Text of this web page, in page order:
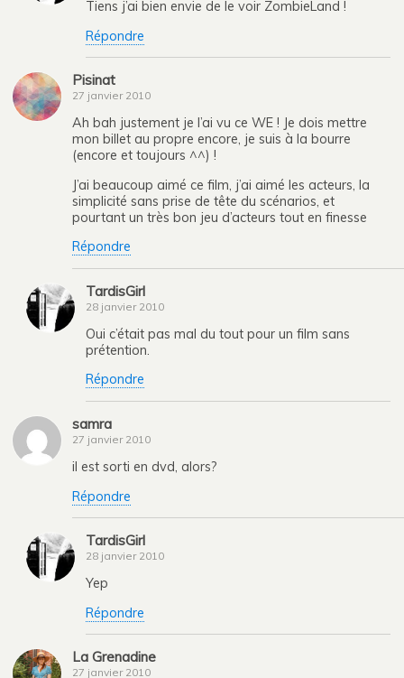
Tiens j’ai bien envie de le voir ZombieLand !
Répondre
Pisinat
27 janvier 2010
Ah bah justement je l’ai vu ce WE ! Je dois mettre
mon billet au propre encore, je suis à la bourre
(encore et toujours ^^) !
J’ai beaucoup aimé ce film, j’ai aimé les acteurs, la
simplicité sans prise de tête du scénarios, et
pourtant un très bon jeu d’acteurs tout en finesse
Répondre
TardisGirl
28 janvier 2010
Oui c’était pas mal du tout pour un film sans
prétention.
Répondre
samra
27 janvier 2010
il est sorti en dvd, alors?
Répondre
TardisGirl
28 janvier 2010
Yep
Répondre
La Grenadine
27 janvier 2010